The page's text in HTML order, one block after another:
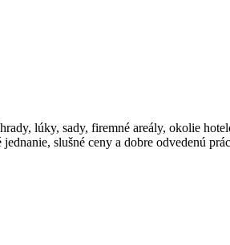
lúky, sady, firemné areály, okolie
slušné ceny a dobre odvedenú